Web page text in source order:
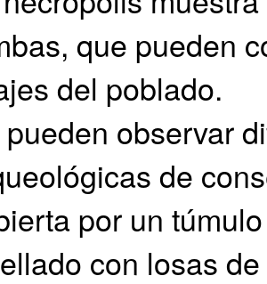
que pueden
del poblado.
observar
de
por un
con losas